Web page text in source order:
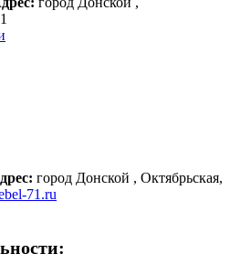
город Донской , Октябрьская,
71.ru